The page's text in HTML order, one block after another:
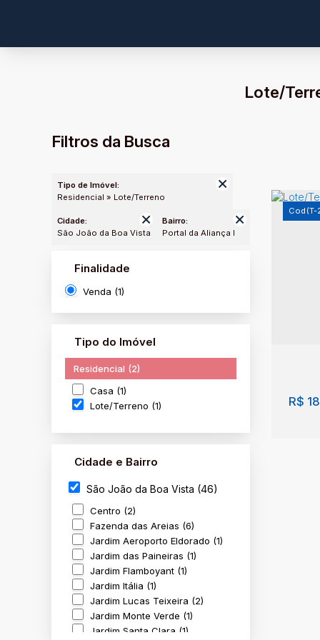
Lote/
Filtros da Busca
Tipo de Imóvel:
Residencial » Lote/Terreno
Cidade:
São João da Boa Vista
Bairro:
Portal da Aliança I
Finalidade
Venda (1)
Tipo do Imóvel
Residencial (2)
Casa (1)
Lote/Terreno (1)
Cidade e Bairro
São João da Boa Vista (46)
Centro (2)
Fazenda das Areias (6)
Jardim Aeroporto Eldorado (1)
Jardim das Paineiras (1)
Jardim Flamboyant (1)
Jardim Itália (1)
Jardim Lucas Teixeira (2)
Jardim Monte Verde (1)
Jardim Santa Clara (1)
(T-
R$